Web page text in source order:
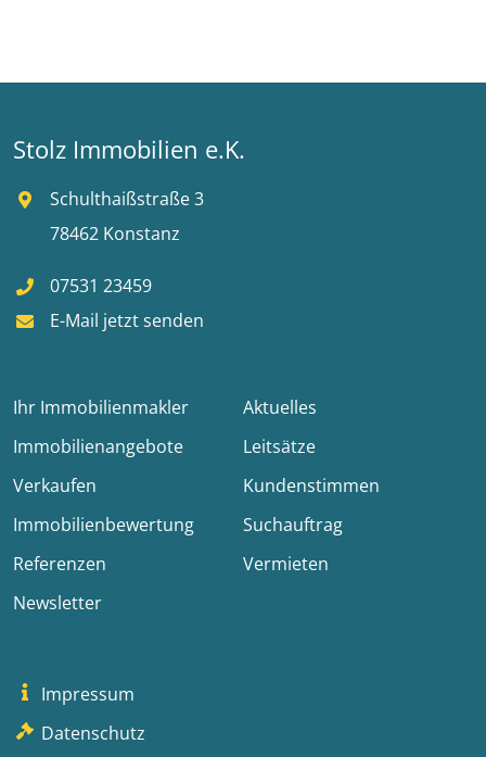
Stolz Immobilien e.K.
Schulthaißstraße 3
78462 Konstanz
07531 23459
E-Mail jetzt senden
Ihr Immobilienmakler
Aktuelles
Immobilienangebote
Leitsätze
Verkaufen
Kundenstimmen
Immobilienbewertung
Suchauftrag
Referenzen
Vermieten
Newsletter
Impressum
Datenschutz